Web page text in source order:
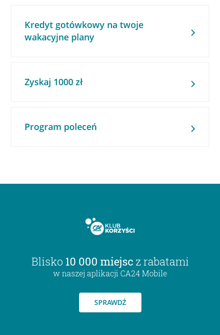
Kredyt gotówkowy na twoje
wakacyjne plany
Zyskaj 1000 zł
Program poleceń
Blisko 10 000 miejsc z rabatami
w naszej aplikacji CA24 Mobile
SPRAWDŹ